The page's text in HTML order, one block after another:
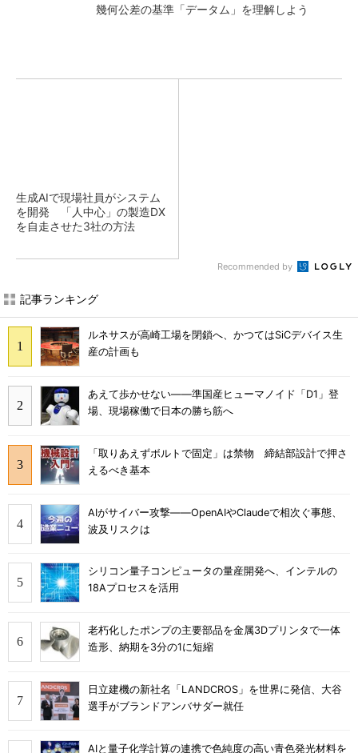
幾何公差の基準「データム」を理解しよう
生成AIで現場社員がシステム
を開発 「人中心」の製造DX
を自走させた3社の方法
Recommended by
記事ランキング
ルネサスが高崎工場を閉鎖へ、かつてはSiCデバイス生
産の計画も
あえて歩かせない――準国産ヒューマノイド「D1」登
場、現場稼働で日本の勝ち筋へ
「取りあえずボルトで固定」は禁物 締結部設計で押さ
えるべき基本
AIがサイバー攻撃――OpenAIやClaudeで相次ぐ事態、
波及リスクは
シリコン量子コンピュータの量産開発へ、インテルの
18Aプロセスを活用
老朽化したポンプの主要部品を金属3Dプリンタで一体
造形、納期を3分の1に短縮
日立建機の新社名「LANDCROS」を世界に発信、大谷
選手がブランドアンバサダー就任
AIと量子化学計算の連携で色純度の高い青色発光材料を